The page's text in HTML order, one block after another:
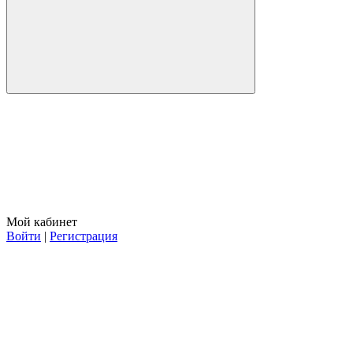
Мой кабинет
Войти | Регистрация